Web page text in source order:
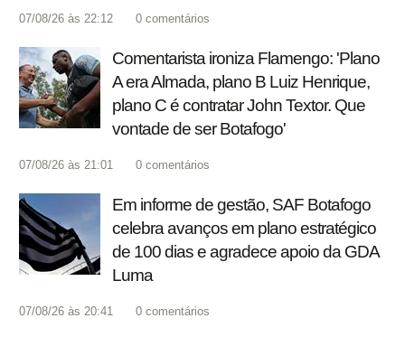
07/08/26 às 22:12 0 comentários
Comentarista ironiza Flamengo: 'Plano
A era Almada, plano B Luiz Henrique,
plano C é contratar John Textor. Que
vontade de ser Botafogo'
07/08/26 às 21:01 0 comentários
Em informe de gestão, SAF Botafogo
celebra avanços em plano estratégico
de 100 dias e agradece apoio da GDA
Luma
07/08/26 às 20:41 0 comentários